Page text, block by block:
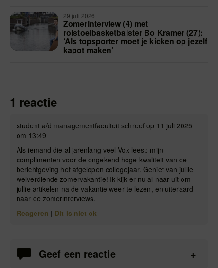
29 juli 2026
Zomerinterview (4) met
rolstoelbasketbalster Bo Kramer (27):
‘Als topsporter moet je kicken op jezelf
kapot maken’
1 reactie
student a/d managementfaculteit schreef op 11 juli 2025
om 13:49
Als iemand die al jarenlang veel Vox leest: mijn
complimenten voor de ongekend hoge kwaliteit van de
berichtgeving het afgelopen collegejaar. Geniet van jullie
welverdiende zomervakantie! Ik kijk er nu al naar uit om
jullie artikelen na de vakantie weer te lezen, en uiteraard
naar de zomerinterviews.
Reageren | Dit is niet ok
Geef een reactie